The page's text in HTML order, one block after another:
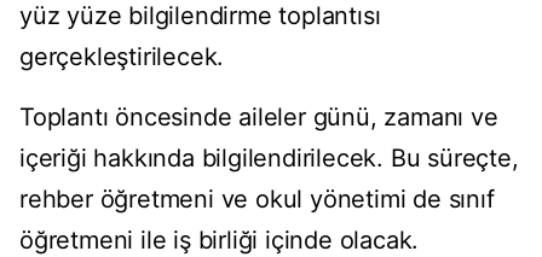
yüz yüze bilgilendirme toplantısı
gerçekleştirilecek.
Toplantı öncesinde aileler günü, zamanı ve
içeriği hakkında bilgilendirilecek. Bu süreçte,
rehber öğretmeni ve okul yönetimi de sınıf
öğretmeni ile iş birliği içinde olacak.